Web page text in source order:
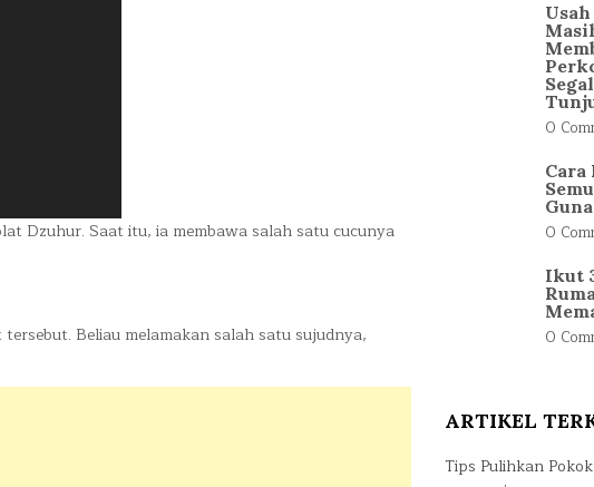
Dzuhur. Saat itu, ia membawa salah satu cucunya
Beliau melamakan salah satu sujudnya,
0
Cara
0
Ikut
0
ARTIKEL
Tips Pulihkan